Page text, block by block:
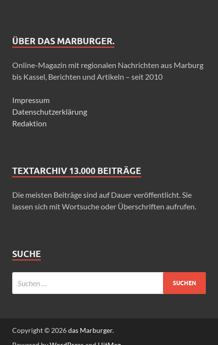
ÜBER DAS MARBURGER.
Online-Magazin mit regionalen Nachrichten aus Marburg
bis Kassel, Berichten und Artikeln – seit 2010
Impressum
Datenschutzerklärung
Redaktion
TEXTARCHIV 13.000 BEITRÄGE
Die meisten Beiträge sind auf Dauer veröffentlicht. Sie
lassen sich mit Wortsuche oder Überschriften aufrufen.
SUCHE
Copyright © 2026das Marburger.